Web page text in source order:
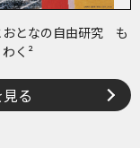
おとなの自由研究 も
く²
る